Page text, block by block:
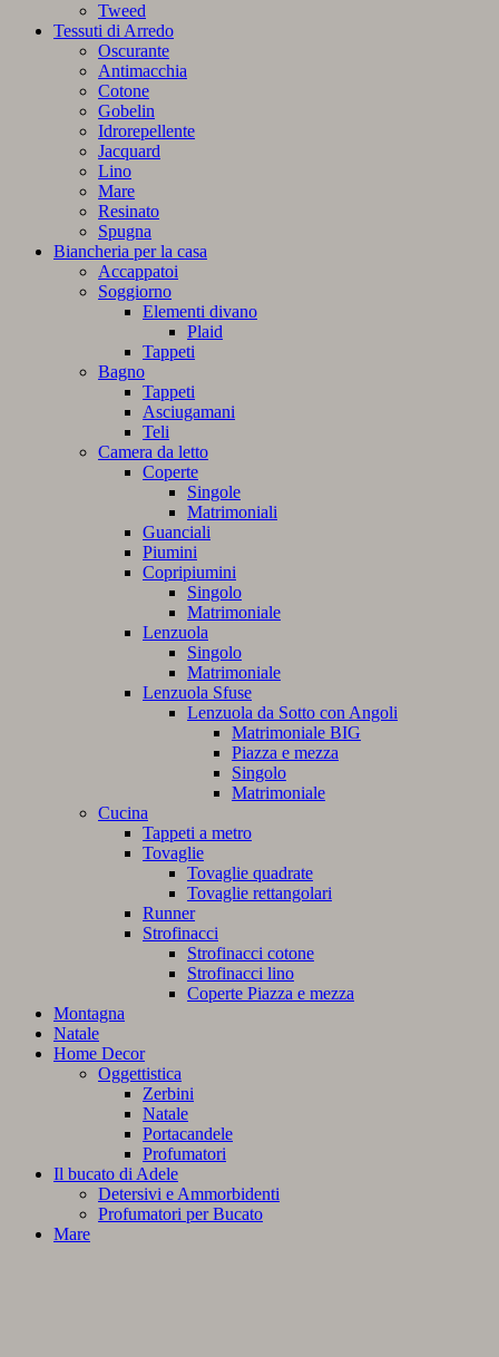
Tweed
Tessuti di Arredo
Oscurante
Antimacchia
Cotone
Gobelin
Idrorepellente
Jacquard
Lino
Mare
Resinato
Spugna
Biancheria per la casa
Accappatoi
Soggiorno
Elementi divano
Plaid
Tappeti
Bagno
Tappeti
Asciugamani
Teli
Camera da letto
Coperte
Singole
Matrimoniali
Guanciali
Piumini
Copripiumini
Singolo
Matrimoniale
Lenzuola
Singolo
Matrimoniale
Lenzuola Sfuse
Lenzuola da Sotto con Angoli
Matrimoniale BIG
Piazza e mezza
Singolo
Matrimoniale
Cucina
Tappeti a metro
Tovaglie
Tovaglie quadrate
Tovaglie rettangolari
Runner
Strofinacci
Strofinacci cotone
Strofinacci lino
Coperte Piazza e mezza
Montagna
Natale
Home Decor
Oggettistica
Zerbini
Natale
Portacandele
Profumatori
Il bucato di Adele
Detersivi e Ammorbidenti
Profumatori per Bucato
Mare